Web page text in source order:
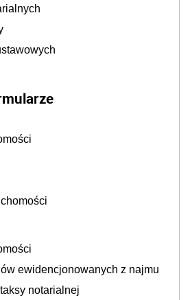
ewidencjonowanych z najmu
notarialnej